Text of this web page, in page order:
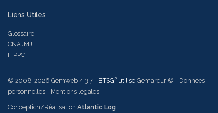
Liens Utiles
Glossaire
CNAJMJ
IFPPC
© 2008-2026 Gemweb 4.3.7 - BTSG² utilise Gemarcur © - Données
personnelles - Mentions légales
Conception/Réalisation Atlantic Log